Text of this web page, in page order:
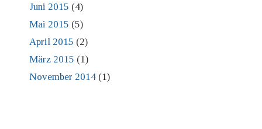
Juni 2015 (4)
Mai 2015 (5)
April 2015 (2)
März 2015 (1)
November 2014 (1)